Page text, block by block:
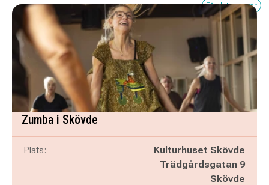
Få platser kvar
Zumba i Skövde
Plats:
Kulturhuset Skövde
Trädgårdsgatan 9
Skövde